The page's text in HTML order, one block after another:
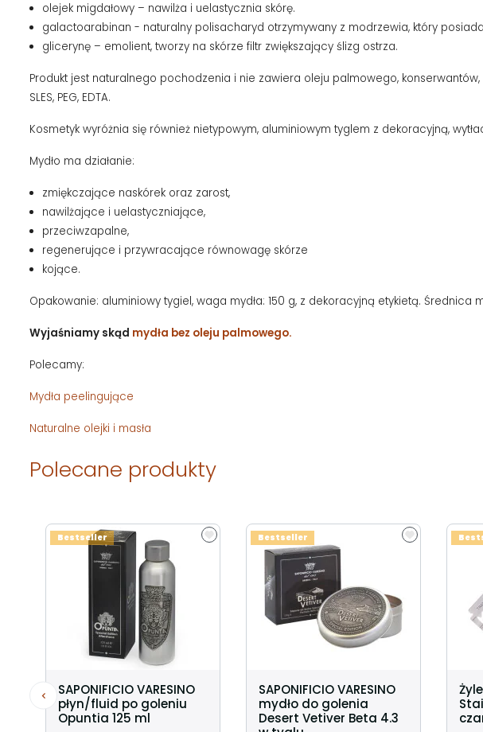
olejek migdałowy – nawilża i uelastycznia skórę.
galactoarabinan - naturalny polisacharyd otrzymywany z modrzewia, który
glicerynę – emolient, tworzy na skórze filtr zwiększający ślizg ostrza.
Produkt jest naturalnego pochodzenia i nie zawiera oleju palmowego,
SLES, PEG, EDTA.
Kosmetyk wyróżnia się również nietypowym, aluminiowym tyglem z dekoracyjną,
Mydło ma działanie:
zmiękczające naskórek oraz zarost,
nawilżające i uelastyczniające,
przeciwzapalne,
regenerujące i przywracające równowagę skórze
kojące.
Opakowanie: aluminiowy tygiel, waga mydła: 150 g, z dekoracyjną etykietą. Średnica
Wyjaśniamy skąd mydła bez oleju palmowego.
Polecamy:
Mydła peelingujące
Naturalne olejki i masła
Polecane produkty
SAPONIFICIO VARESINO
płyn/fluid po goleniu
Opuntia 125 ml
Bestseller
SAPONIFICIO VARESINO
mydło do golenia
Desert Vetiver Beta 4.3
Bestseller